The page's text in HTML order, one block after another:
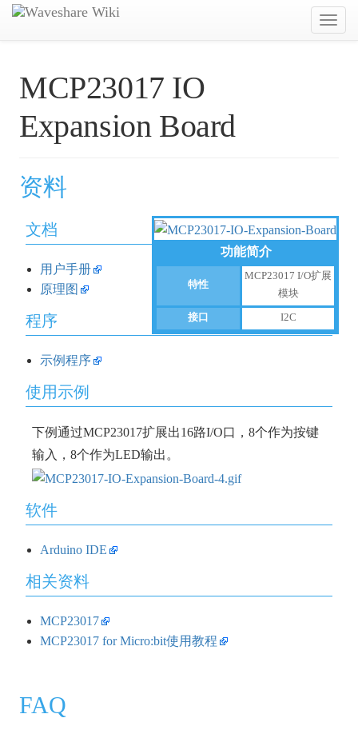
MCP23017 IO
Expansion Board
资料
功能简介
特性
MCP23017 I/O扩展
模块
接口 I2C
文档
用户手册
原理图
程序
示例程序
使用示例
下例通过MCP23017扩展出16路I/O口，8个作为按键
输入，8个作为LED输出。
软件
Arduino IDE
相关资料
MCP23017
MCP23017 for Micro:bit使用教程
FAQ